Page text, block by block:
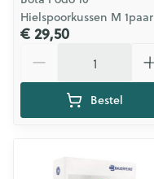
Hielspoorkussen M 1paar
€ 29,50
Bestel